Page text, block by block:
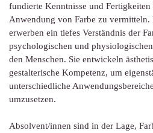
fundierte Kenntnisse und
Anwendung von Farbe zu vermitteln.
erwerben ein tiefes Verständnis der
psychologischen und
den Menschen. Sie entwickeln
gestalterische Kompetenz, um
unterschiedliche
umzusetzen.
Absolvent/innen sind in der Lage,